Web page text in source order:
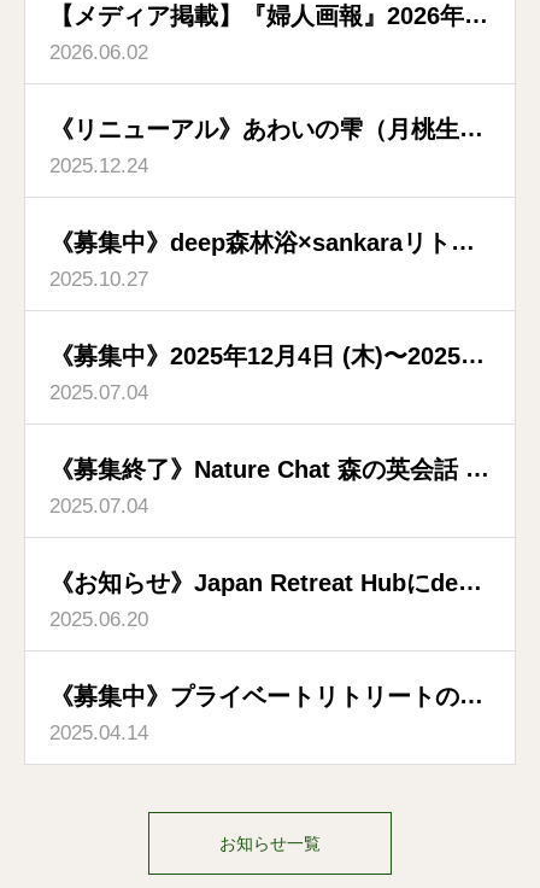
【メディア掲載】『婦人画報』2026年6
月号「森林浴のすすめ」特集に掲載いた
2026.06.02
《リニューアル》あわいの雫（月桃生体
水）ドロップ式となりました
2025.12.24
《募集中》deep森林浴×sankaraリトリ
ートのお知らせ
2025.10.27
《募集中》2025年12月4日 (木)〜2025年
12月6日 (土) 満月ホールネスリトリー
３日間～
2025.07.04
《募集終了》Nature Chat 森の英会話 第
二期 2025年7月22日～12月23日
2025.07.04
《お知らせ》Japan Retreat Hubにdeep
森林浴®を掲載いただきました
2025.06.20
《募集中》プライベートリトリートのお
知らせ
2025.04.14
お知らせ一覧